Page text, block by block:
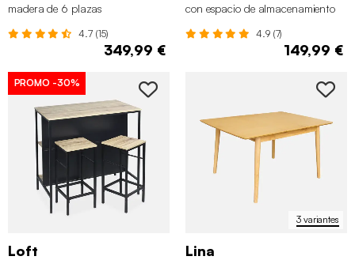
madera de 6 plazas
4.7 (15)
349,99 €
con espacio de almacenamiento
4.9 (7)
149,99 €
PROMO -30%
Loft
3 variantes
Lina